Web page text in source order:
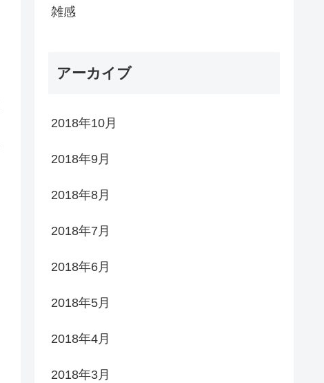
雑感
アーカイブ
2018年10月
2018年9月
2018年8月
2018年7月
2018年6月
2018年5月
2018年4月
2018年3月